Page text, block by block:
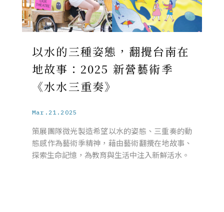
以水的三種姿態，翻攪台南在
地故事：2025 新營藝術季
《水水三重奏》
Mar.21.2025
策展團隊微光製造希望以水的姿態、三重奏的動
態感作為藝術季精神，藉由藝術翻攪在地故事、
探索生命記憶，為教育與生活中注入新鮮活水。